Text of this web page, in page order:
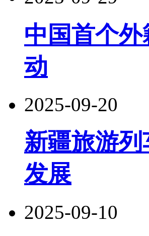
中国首个
动
2025-09-20
新疆旅游
发展
2025-09-10